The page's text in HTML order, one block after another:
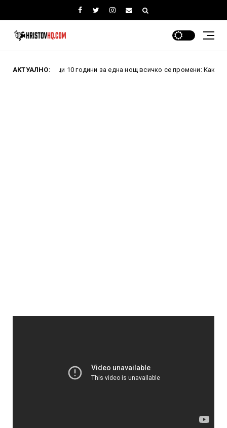
АКТУАЛНО:
Преди 10 години за една нощ всичко се промени: Как проваленият